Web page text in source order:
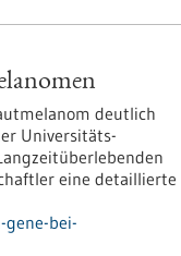
deutlich
Universitäts-
eine detaillierte
bei-